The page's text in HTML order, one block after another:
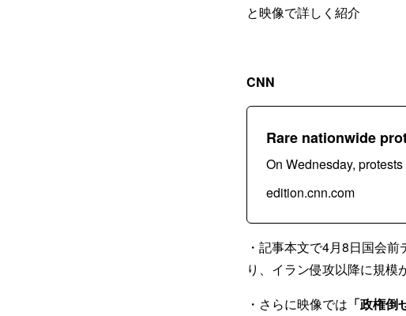
と映像で詳しく紹介
CNN
Rare nationwide
On Wednesday,
edition.cnn.com
・記事本文で4月8日国会
り、イラン侵攻以降に規模
・さらに映像では 「政権